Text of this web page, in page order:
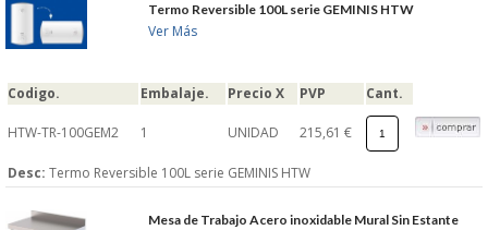
CERRAR
Termo Reversible 100L serie GEMINIS HTW
Ver Más
Codigo. Embalaje. Precio X PVP Cant.
HTW-TR-100GEM2 1 UNIDAD 215,61 €
Desc: Termo Reversible 100L serie GEMINIS HTW
Mesa de Trabajo Acero inoxidable Mural Sin Estante